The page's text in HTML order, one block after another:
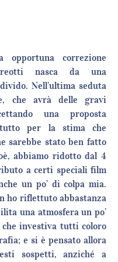
opportuna correzione
nasca da una
Nell’ultima seduta
che avrà delle gravi
una proposta
per la stima che
sarebbe stato ben fatto
abbiamo ridotto dal 4
a certi speciali film
un po’ di colpa mia.
ho riflettuto abbastanza
una atmosfera un po’
investiva tutti coloro
e si è pensato allora
sospetti, anziché a